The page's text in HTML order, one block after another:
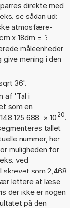
direkte med
se sådan ud:
atmosfære-
x 18dm = ?
måleenheder
mening i den
36'.
af 'Tal i
som en
125 688 × 10 20.
tallet
nummer, her
muligheden for
ved
skrevet som 2,468
lettere at læse
der ikke er nogen
på den